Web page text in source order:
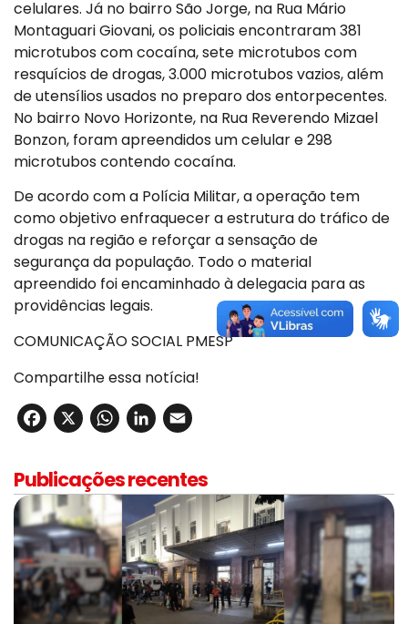
celulares. Já no bairro São Jorge, na Rua Mário
Montaguari Giovani, os policiais encontraram 381
microtubos com cocaína, sete microtubos com
resquícios de drogas, 3.000 microtubos vazios, além
de utensílios usados no preparo dos entorpecentes.
No bairro Novo Horizonte, na Rua Reverendo Mizael
Bonzon, foram apreendidos um celular e 298
microtubos contendo cocaína.
De acordo com a Polícia Militar, a operação tem
como objetivo enfraquecer a estrutura do tráfico de
drogas na região e reforçar a sensação de
segurança da população. Todo o material
apreendido foi encaminhado à delegacia para as
providências legais.
COMUNICAÇÃO SOCIAL PMESP
Compartilhe essa notícia!
Facebook
X WhatsApp
LinkedIn
Publicações recentes